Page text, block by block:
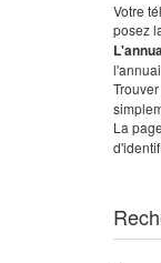
Votre
posez
La